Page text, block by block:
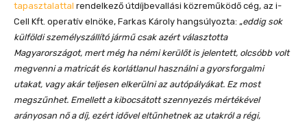
tapasztalattal rendelkező útdíjbevallási közreműködő cég, az i-
Cell Kft. operatív elnöke, Farkas Károly hangsúlyozta: „eddig sok
külföldi személyszállító jármű csak azért választotta
Magyarországot, mert még ha némi kerülőt is jelentett, olcsóbb volt
megvenni a matricát és korlátlanul használni a gyorsforgalmi
utakat, vagy akár teljesen elkerülni az autópályákat. Ez most
megszűnhet. Emellett a kibocsátott szennyezés mértékével
arányosan nő a díj, ezért idővel eltűnhetnek az utakról a régi,